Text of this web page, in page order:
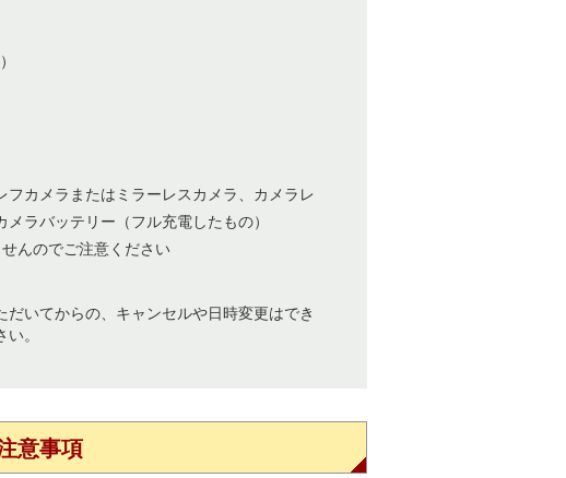
フカメラまたはミラーレスカメラ、カメラレ
ラバッテリー（フル充電したもの）
んのでご注意ください
だいてからの、キャンセルや日時変更はでき
。
意事項